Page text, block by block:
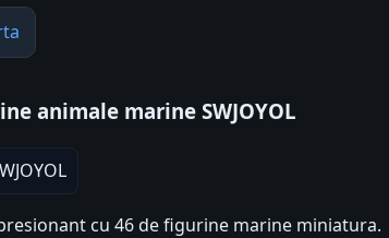
animale marine SWJOYOL
cu 46 de figurine marine miniatura.